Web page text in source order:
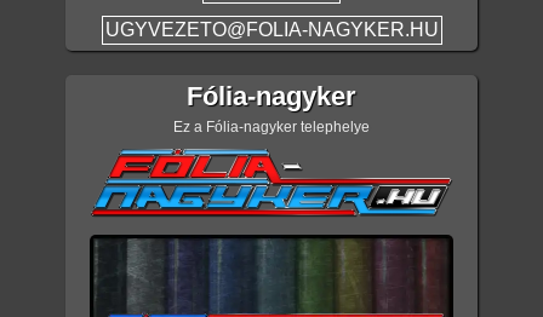
UGYVEZETO@FOLIA-NAGYKER.HU
Fólia-nagyker
Ez a Fólia-nagyker telephelye